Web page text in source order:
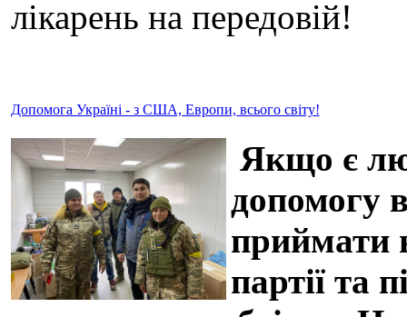
лікарень на передовій!
Допомога Україні - з США, Европи, всього світу!
Якщо є
допомогу
приймати
партії та